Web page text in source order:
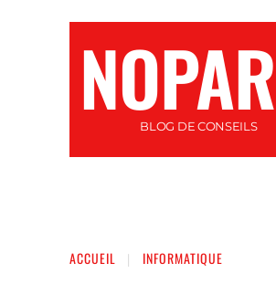
BLOG DE CONSEILS
ACCUEIL INFORMATIQUE